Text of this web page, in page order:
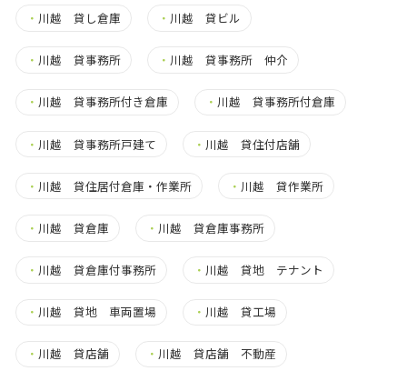
・ 川越 貸し倉庫 ・ 川越 貸ビル
・ 川越 貸事務所 ・ 川越 貸事務所 仲介
・ 川越 貸事務所付き倉庫 ・ 川越 貸事務所付倉庫
・ 川越 貸事務所戸建て ・ 川越 貸住付店舗
・ 川越 貸住居付倉庫・作業所 ・ 川越 貸作業所
・ 川越 貸倉庫 ・ 川越 貸倉庫事務所
・ 川越 貸倉庫付事務所 ・ 川越 貸地 テナント
・ 川越 貸地 車両置場 ・ 川越 貸工場
・ 川越 貸店舗 ・ 川越 貸店舗 不動産